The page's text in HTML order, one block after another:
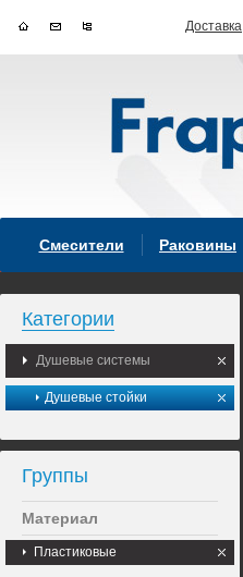
Смесители Раковины
Категории
Душевые системы
Душевые стойки
Группы
Материал
Пластиковые
Доставка